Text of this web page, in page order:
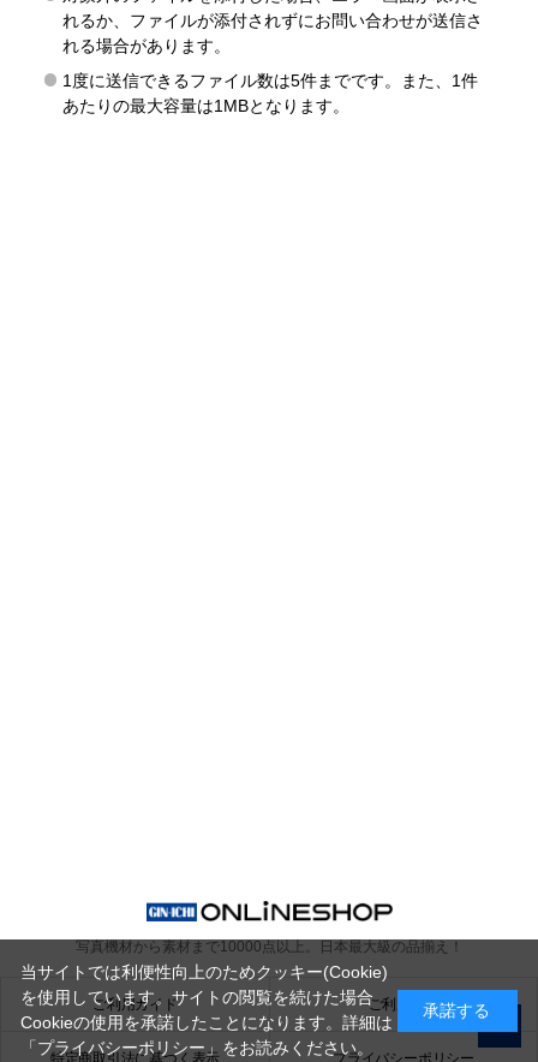
れるか、ファイルが添付されずにお問い合わせが送信さ
れる場合があります。
1度に送信できるファイル数は5件までです。また、1件
あたりの最大容量は1MBとなります。
写真機材から素材まで10000点以上。 日本最大級の品揃え！
ご利用ガイド ご利用規約
特定商取引法に基づく表示 プライバシーポリシー
当サイトでは利便性向上のためクッキー(Cookie)
を使用しています。サイトの閲覧を続けた場合
Cookieの使用を承諾したことになります。詳細は
「プライバシーポリシー」 をお読みください。
承諾する